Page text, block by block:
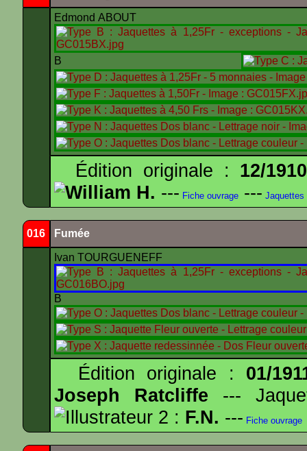
Edmond ABOUT
B
Édition originale : 12/1910
William H. --- Fiche ouvrage --- Jaquettes
016 Fumée
Ivan TOURGUENEFF
B
Édition originale : 01/
Joseph Ratcliffe ---
Illustrateur 2 : F.N. --- Fiche ouvrage